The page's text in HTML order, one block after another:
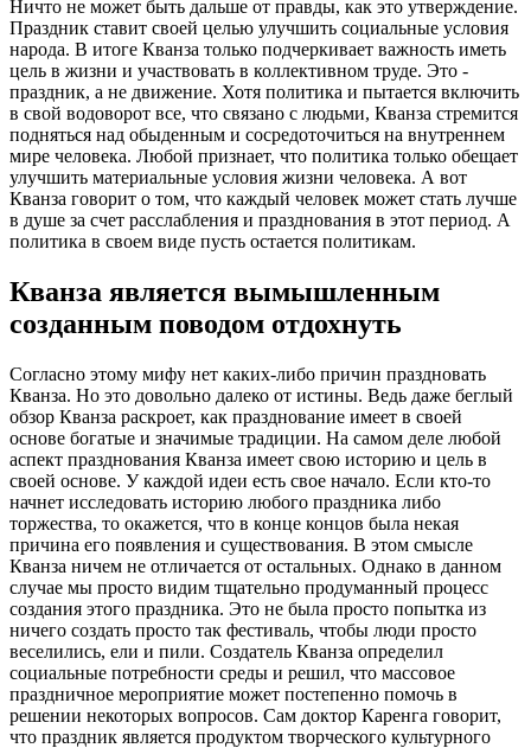
Ничто не может быть дальше от правды, как это утверждение.
Праздник ставит своей целью улучшить социальные условия
народа. В итоге Кванза только подчеркивает важность иметь
цель в жизни и участвовать в коллективном труде. Это -
праздник, а не движение. Хотя политика и пытается включить
в свой водоворот все, что связано с людьми, Кванза стремится
подняться над обыденным и сосредоточиться на внутреннем
мире человека. Любой признает, что политика только обещает
улучшить материальные условия жизни человека. А вот
Кванза говорит о том, что каждый человек может стать лучше
в душе за счет расслабления и празднования в этот период. А
политика в своем виде пусть остается политикам.
Кванза является вымышленным
созданным поводом отдохнуть
Согласно этому мифу нет каких-либо причин праздновать
Кванза. Но это довольно далеко от истины. Ведь даже беглый
обзор Кванза раскроет, как празднование имеет в своей
основе богатые и значимые традиции. На самом деле любой
аспект празднования Кванза имеет свою историю и цель в
своей основе. У каждой идеи есть свое начало. Если кто-то
начнет исследовать историю любого праздника либо
торжества, то окажется, что в конце концов была некая
причина его появления и существования. В этом смысле
Кванза ничем не отличается от остальных. Однако в данном
случае мы просто видим тщательно продуманный процесс
создания этого праздника. Это не была просто попытка из
ничего создать просто так фестиваль, чтобы люди просто
веселились, ели и пили. Создатель Кванза определил
социальные потребности среды и решил, что массовое
праздничное мероприятие может постепенно помочь в
решении некоторых вопросов. Сам доктор Каренга говорит,
что праздник является продуктом творческого культурного